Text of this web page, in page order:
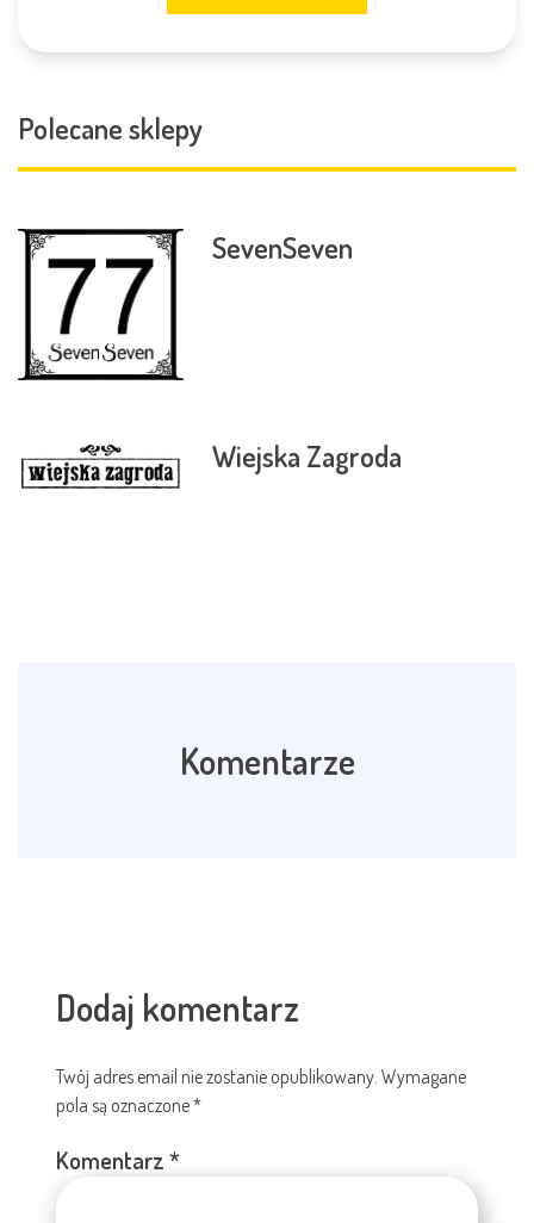
Polecane sklepy
SevenSeven
Wiejska Zagroda
Komentarze
Dodaj komentarz
Twój adres email nie zostanie opublikowany. Wymagane
pola są oznaczone*
Komentarz*